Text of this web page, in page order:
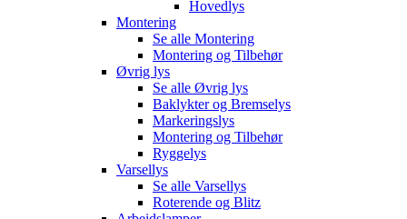
Hovedlys
Montering
Se alle Montering
Montering og Tilbehør
Øvrig lys
Se alle Øvrig lys
Baklykter og Bremselys
Markeringslys
Montering og Tilbehør
Ryggelys
Varsellys
Se alle Varsellys
Roterende og Blitz